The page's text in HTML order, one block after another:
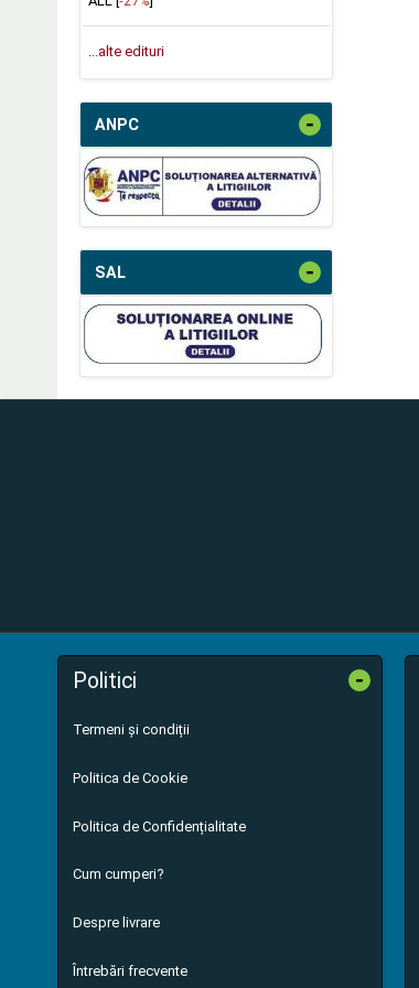
...alte edituri
ANPC -
SAL -
Politici -
Termeni și condiții
Politica de Cookie
Politica de Confidențialitate
Cum cumperi?
Despre livrare
Întrebări frecvente